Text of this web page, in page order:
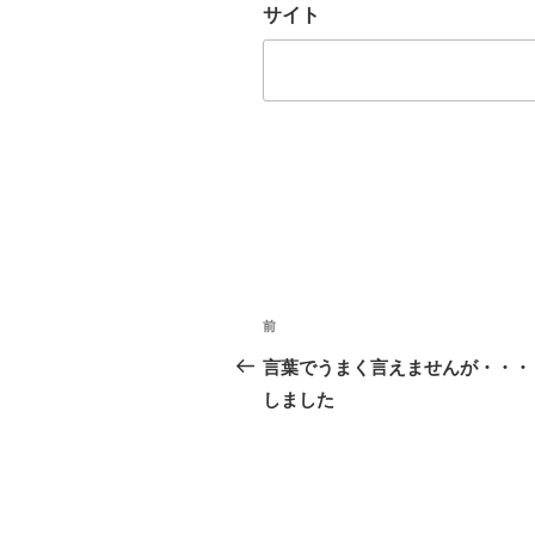
サイト
投
稿
ナ
前
の
投
前
言葉でうまく言えませんが・・
しました